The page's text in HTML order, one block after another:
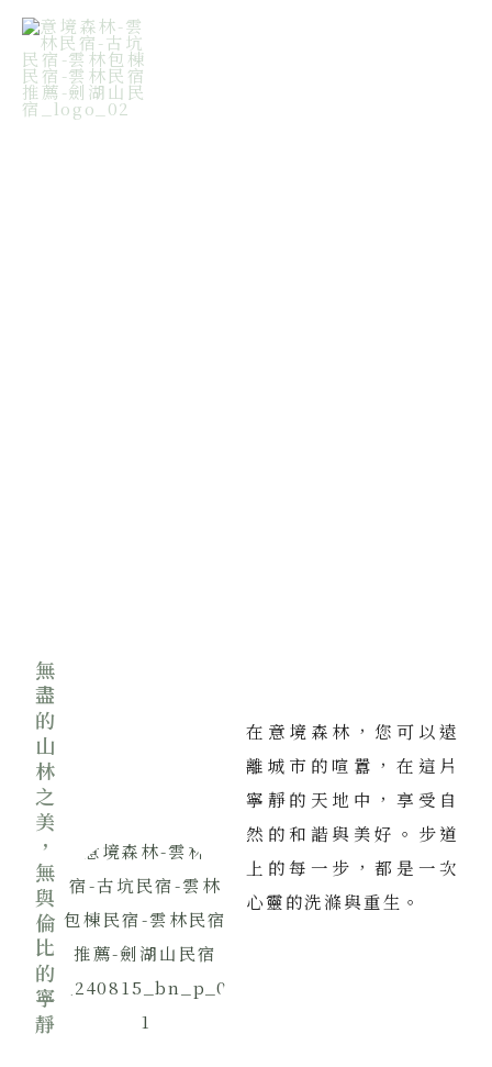
無盡的山林之美，無與倫比的寧靜
在意境森林，您可以遠
離城市的喧囂，在這片
寧靜的天地中，享受自
然的和諧與美好。步道
上的每一步，都是一次
心靈的洗滌與重生。